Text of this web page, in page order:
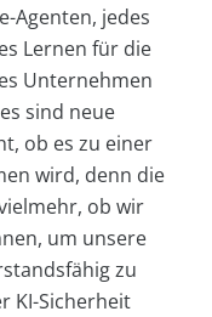
Agenten, jedes
Lernen für die
Unternehmen
sind neue
ob es zu einer
wird, denn die
ob wir
um unsere
zu
KI-Sicherheit